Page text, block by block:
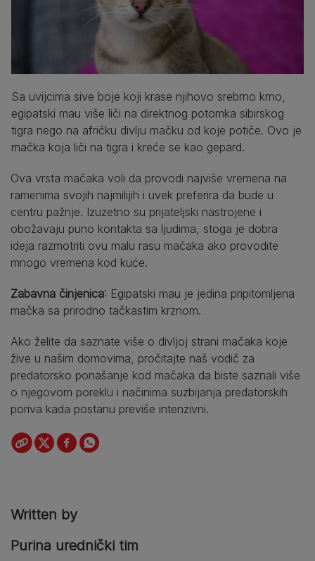
Sa uvijcima sive boje koji krase njihovo srebrno krno,
egipatski mau više liči na direktnog potomka sibirskog
tigra nego na afričku divlju mačku od koje potiče. Ovo je
mačka koja liči na tigra i kreće se kao gepard.
Ova vrsta mačaka voli da provodi najviše vremena na
ramenima svojih najmilijih i uvek preferira da bude u
centru pažnje. Izuzetno su prijateljski nastrojene i
obožavaju puno kontakta sa ljudima, stoga je dobra
ideja razmotriti ovu malu rasu mačaka ako provodite
mnogo vremena kod kuće.
Zabavna činjenica: Egipatski mau je jedina pripitomljena
mačka sa prirodno tačkastim krznom.
Ako želite da saznate više o divljoj strani mačaka koje
žive u našim domovima, pročitajte naš vodič za
predatorsko ponašanje kod mačaka da biste saznali više
o njegovom poreklu i načinima suzbijanja predatorskih
poriva kada postanu previše intenzivni.
Written by
Purina urednički tim